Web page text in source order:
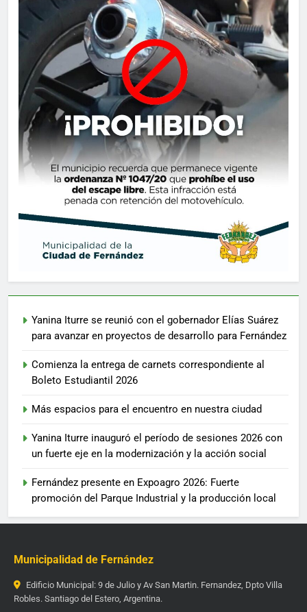
Yanina Iturre se reunió con el gobernador Elías Suárez
para avanzar en proyectos de desarrollo para Fernández
Comienza la entrega de carnets correspondiente al
Boleto Estudiantil 2026
Más espacios para el encuentro en nuestra ciudad
Yanina Iturre inauguró el período de sesiones 2026 con
un fuerte eje en la modernización y la acción social
Fernández presente en Expoagro 2026: Fuerte
promoción del Parque Industrial y la producción local
Municipalidad de Fernández
Edificio Municipal: 9 de Julio y Av San Martin. Fernandez, Dpto Villa
Robles. Santiago del Estero, Argentina.